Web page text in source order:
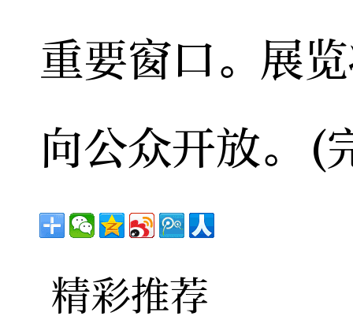
重要窗口。展
向公众开放。(
精彩推荐